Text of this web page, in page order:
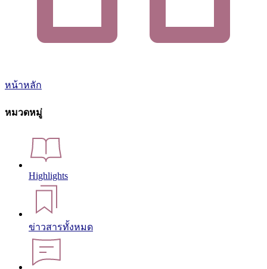
หน้าหลัก
หมวดหมู่
Highlights
ข่าวสารทั้งหมด